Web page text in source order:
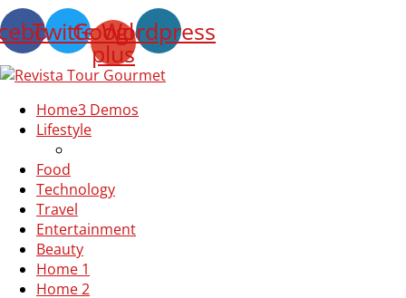
TwitterGoogle-
plus
Wordpress
Home3 Demos
Lifestyle
Food
Technology
Travel
Entertainment
Beauty
Home 1
Home 2